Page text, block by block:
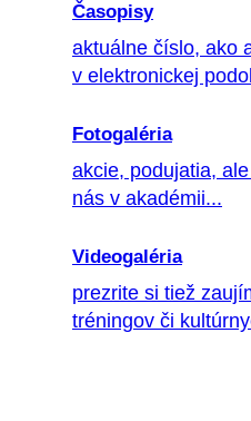
Časopisy
aktuálne číslo, ako
v elektronickej
Fotogaléria
akcie, podujatia,
nás v akadémii...
Videogaléria
prezrite si tiež
tréningov či